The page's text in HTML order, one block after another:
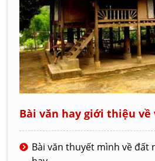
Bài văn hay giới thiệu về
Bài văn thuyết mình về đất